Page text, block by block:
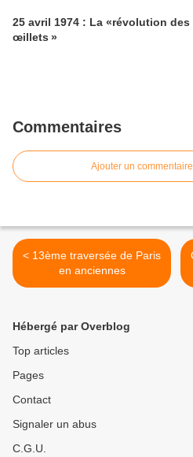
25 avril 1974 : La «révolution des
œillets »
Commentaires
Ajouter un commentaire
< 13ème traversée de Paris
en anciennes
Hébergé par Overblog
Top articles
Pages
Contact
Signaler un abus
C.G.U.